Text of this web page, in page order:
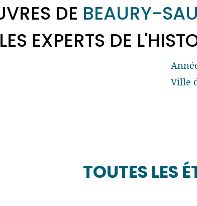
DE BEAURY-
EXPERTS DE
Ville
TOUTES LES